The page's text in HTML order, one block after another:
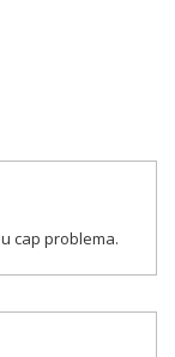
cap problema.